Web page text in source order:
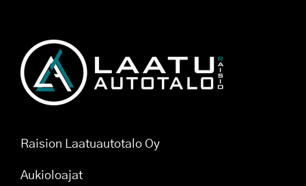
Raision Laatuautotalo Oy
Aukioloajat